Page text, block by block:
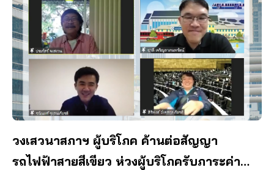
วงเสวนาสภาฯ ผู้บริโภค ค้านต่อสัญญา
รถไฟฟ้าสายสีเขียว ห่วงผู้บริโภครับภาระค่า